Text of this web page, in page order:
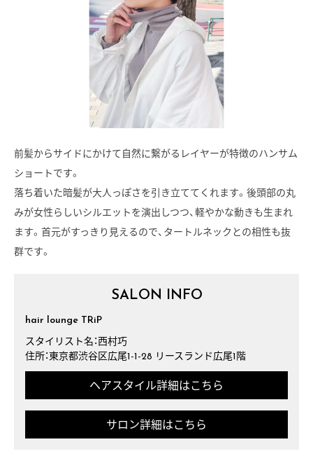
前髪からサイドにかけて自然に繋がるレイヤーが特徴のハンサム
ショートです。
落ち着いた暗髪が大人っぽさを引き立ててくれます。後頭部の丸
みが女性らしいシルエットを演出しつつ、軽やかな動きも生まれ
ます。首元がすっきり見えるので、タートルネックとの相性も抜
群です。
SALON INFO
hair lounge TRiP
スタイリスト名：西村巧
住所：東京都渋谷区広尾1-1-28 リースランド広尾1階
ヘアスタイル詳細はこちら
サロン詳細はこちら